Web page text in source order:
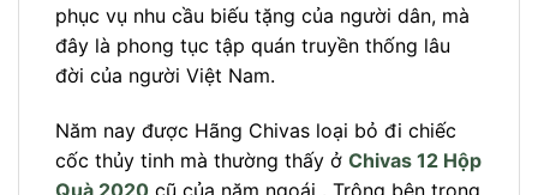
phục vụ nhu cầu biếu tặng của người dân, mà
đây là phong tục tập quán truyền thống lâu
đời của người Việt Nam.
Năm nay được Hãng Chivas loại bỏ đi chiếc
cốc thủy tinh mà thường thấy ở Chivas 12 Hộp